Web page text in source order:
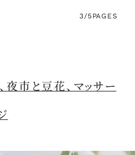
3/5PAGES
夜市と豆花、マッサー